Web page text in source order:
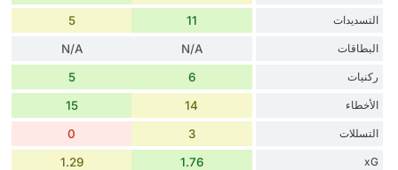
التسديدات 11
5
البطاقات N/A
N/A
ركنيات 6
5
الأخطاء 14
15
التسللات 3
0
xG
1.76
1.29